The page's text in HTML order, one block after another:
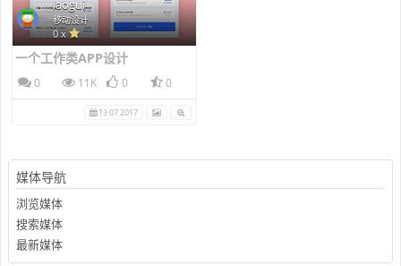
laogui
移动设计
0 x
一个工作类APP设计
0 11K 0 0
13 07 2017
媒体导航
浏览媒体
搜索媒体
最新媒体